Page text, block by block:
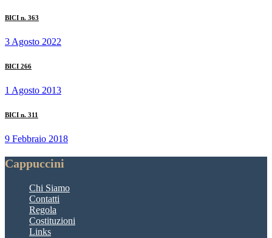
BICI n. 363
3 Agosto 2022
BICI 266
1 Agosto 2013
BICI n. 311
9 Febbraio 2018
Cappuccini
Chi Siamo
Contatti
Regola
Costituzioni
Links